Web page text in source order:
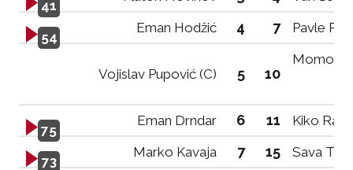
41
54
Eman Hodžić 4 7 Pavle
Vojislav Pupović (C) 5 10
Momo
75
Eman Drndar 6 11 Kiko
73
Marko Kavaja 7 15 Sava